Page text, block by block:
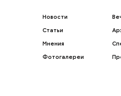
Новости
Статьи
Мнения
Фотогалереи